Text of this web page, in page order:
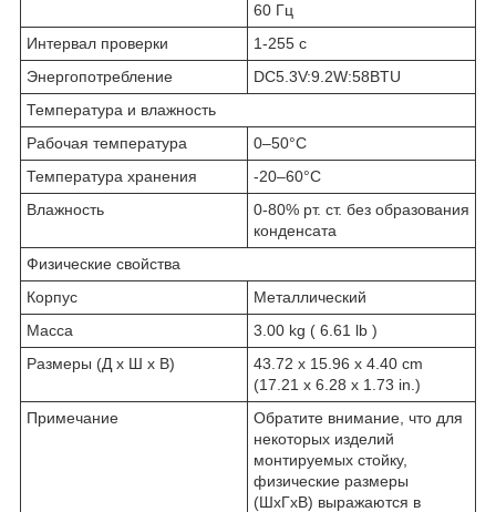
60 Гц
Интервал проверки
1-255 с
Энергопотребление
DC5.3V:9.2W:58BTU
Температура и влажность
Рабочая температура
0–50°C
Температура хранения
-20–60°C
Влажность
0-80% рт. ст. без образования
конденсата
Физические свойства
Корпус
Металлический
Масса
3.00 kg ( 6.61 lb )
Размеры (Д х Ш х В)
43.72 x 15.96 x 4.40 cm
(17.21 x 6.28 x 1.73 in.)
Примечание
Обратите внимание, что для
некоторых изделий
монтируемых стойку,
физические размеры
(ШxГxВ) выражаются в